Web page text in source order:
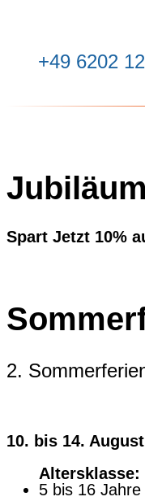
‭+49 6202
Spart Jetzt 10%
2.
10. bis 14.
Altersklasse:
5 bis 16 Jahre